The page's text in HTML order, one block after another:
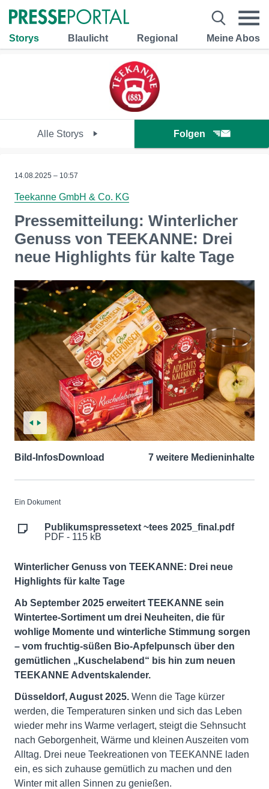
Storys Blaulicht Regional Meine Abos
Alle Storys Folgen
14.08.2025 – 10:57
Teekanne GmbH & Co. KG
Pressemitteilung: Winterlicher
Genuss von TEEKANNE: Drei
neue Highlights für kalte Tage
Bild-InfosDownload 7 weitere Medieninhalte
Ein Dokument
Publikumspressetext ~tees 2025_final.pdf
PDF - 115 kB
Winterlicher Genuss von TEEKANNE: Drei neue
Highlights für kalte Tage
Ab September 2025 erweitert TEEKANNE sein
Wintertee-Sortiment um drei Neuheiten, die für
wohlige Momente und winterliche Stimmung sorgen
– vom fruchtig-süßen Bio-Apfelpunsch über den
gemütlichen „Kuschelabend“ bis hin zum neuen
TEEKANNE Adventskalender.
Düsseldorf, August 2025. Wenn die Tage kürzer
werden, die Temperaturen sinken und sich das Leben
wieder mehr ins Warme verlagert, steigt die Sehnsucht
nach Geborgenheit, Wärme und kleinen Auszeiten vom
Alltag. Drei neue Teekreationen von TEEKANNE laden
ein, es sich zuhause gemütlich zu machen und den
Winter mit allen Sinnen zu genießen.